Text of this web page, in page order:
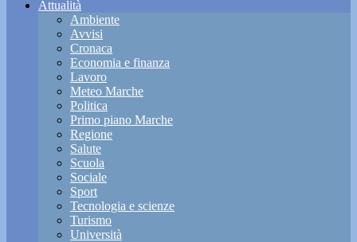
Attualità
Ambiente
Avvisi
Cronaca
Economia e finanza
Lavoro
Meteo Marche
Politica
Primo piano Marche
Regione
Salute
Scuola
Sociale
Sport
Tecnologia e scienze
Turismo
Università